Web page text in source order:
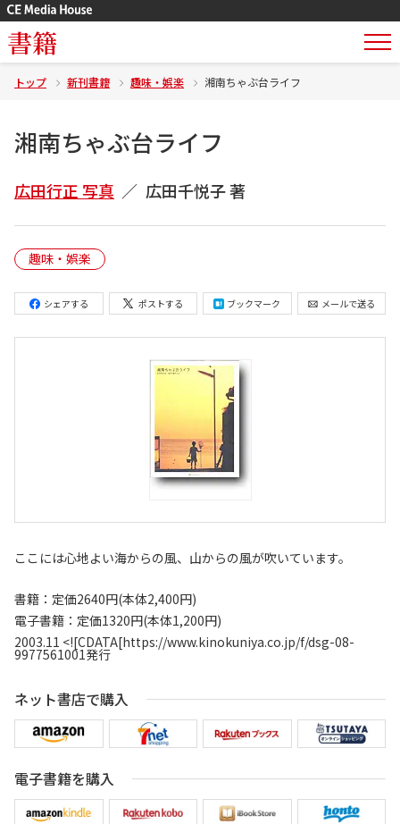
書籍
トップ 新刊書籍 趣味・娯楽 湘南ちゃぶ台ライフ
湘南ちゃぶ台ライフ
広田行正 写真 広田千悦子 著
趣味・娯楽
シェアする ポストする ブックマーク メールで送る
ここには心地よい海からの風、山からの風が吹いています。
書籍：定価2640円(本体2,400円)
電子書籍：定価1320円(本体1,200円)
2003.11 <![CDATA[https://www.kinokuniya.co.jp/f/dsg-08-
9977561001発行
ネット書店で購入
電子書籍を購入